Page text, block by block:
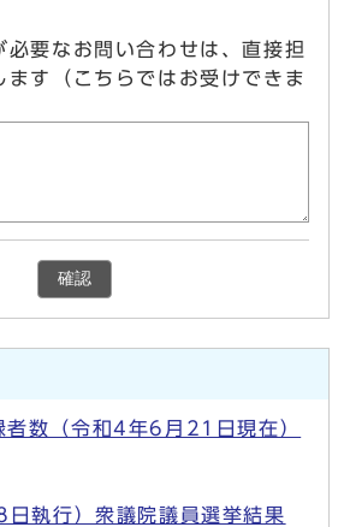
必要なお問い合わせは、直接担
ます（こちらではお受けできま
確認
者数（令和4年6月21日現在）
日執行）衆議院議員選挙結果